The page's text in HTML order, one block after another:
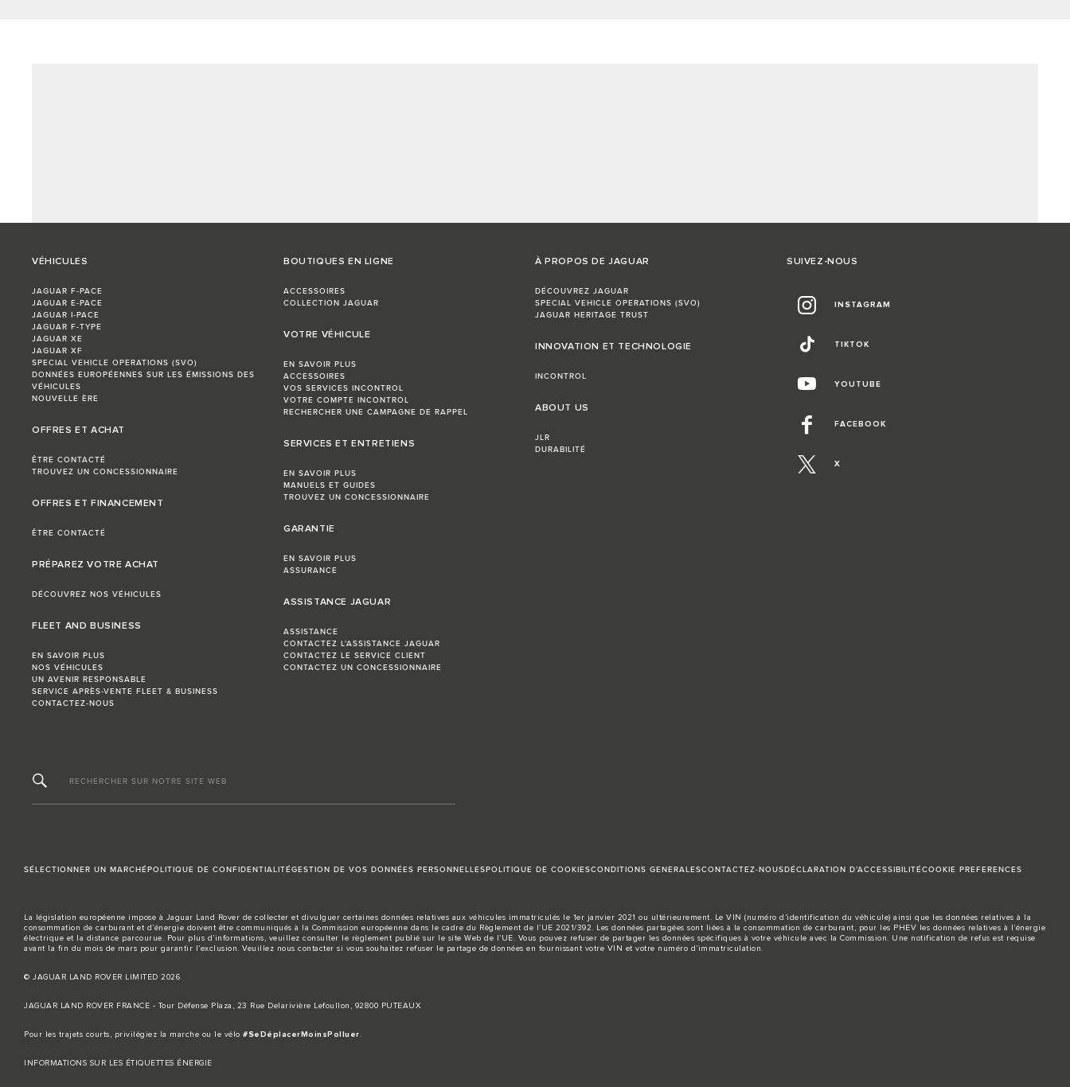
VÉHICULES
JAGUAR F-PACE
JAGUAR E-PACE
JAGUAR I-PACE
JAGUAR F-TYPE
JAGUAR XE
JAGUAR XF
SPECIAL VEHICLE OPERATIONS (SVO)
DONNÉES EUROPÉENNES SUR LES ÉMISSIONS DES
VÉHICULES
NOUVELLE ÈRE
OFFRES ET ACHAT
ÊTRE CONTACTÉ
TROUVEZ UN CONCESSIONNAIRE
OFFRES ET FINANCEMENT
ÊTRE CONTACTÉ
PRÉPAREZ VOTRE ACHAT
DÉCOUVREZ NOS VÉHICULES
FLEET AND BUSINESS
EN SAVOIR PLUS
NOS VÉHICULES
UN AVENIR RESPONSABLE
SERVICE APRÈS-VENTE FLEET & BUSINESS
CONTACTEZ-NOUS
BOUTIQUES EN LIGNE
ACCESSOIRES
COLLECTION JAGUAR
VOTRE VÉHICULE
EN SAVOIR PLUS
ACCESSOIRES
VOS SERVICES INCONTROL
VOTRE COMPTE INCONTROL
RECHERCHER UNE CAMPAGNE DE RAPPEL
SERVICES ET ENTRETIENS
EN SAVOIR PLUS
MANUELS ET GUIDES
TROUVEZ UN CONCESSIONNAIRE
GARANTIE
EN SAVOIR PLUS
ASSURANCE
ASSISTANCE JAGUAR
ASSISTANCE
CONTACTEZ L'ASSISTANCE JAGUAR
CONTACTEZ LE SERVICE CLIENT
CONTACTEZ UN CONCESSIONNAIRE
À PROPOS DE JAGUAR
DÉCOUVREZ JAGUAR
SPECIAL VEHICLE OPERATIONS (SVO)
JAGUAR HERITAGE TRUST
INNOVATION ET TECHNOLOGIE
INCONTROL
ABOUT US
JLR
DURABILITÉ
SUIVEZ-NOUS
INSTAGRAM
TIKTOK
YOUTUBE
FACEBOOK
X
RECHERCHER SUR NOTRE SITE WEB
SÉLECTIONNER UN MARCHÉPOLITIQUE DE CONFIDENTIALITÉGESTION DE VOS DONNÉES PERSONNELLESPOLITIQUE DE COOKIESCONDITIONS GENERALESCONTACTEZ-NOUSDÉCLARATION D’ACCESSIBILITÉCOOKIE PREFERENCES
La législation européenne impose à Jaguar Land Rover de collecter et divulguer certaines données relatives aux véhicules immatriculés le 1er janvier 2021 ou ultérieurement. Le VIN (numéro d’identification du véhicule) ainsi que les données relatives à la
consommation de carburant et d’énergie doivent être communiqués à la Commission européenne dans le cadre du Règlement de l’UE 2021/392. Les données partagées sont liées à la consommation de carburant, pour les PHEV les données relatives à l’énergie
électrique et la distance parcourue. Pour plus d’informations, veuillez consulter le règlement publié sur le site Web de l’UE . Vous pouvez refuser de partager les données spécifiques à votre véhicule avec la Commission. Une notification de refus est requise
avant la fin du mois de mars pour garantir l’exclusion. Veuillez nous contacter si vous souhaitez refuser le partage de données en fournissant votre VIN et votre numéro d’immatriculation.
© JAGUAR LAND ROVER LIMITED 2026
JAGUAR LAND ROVER FRANCE - Tour Défense Plaza, 23 Rue Delarivière Lefoullon, 92800 PUTEAUX
Pour les trajets courts, privilégiez la marche ou le vélo #SeDéplacerMoinsPolluer
INFORMATIONS SUR LES ÉTIQUETTES ÉNERGIE